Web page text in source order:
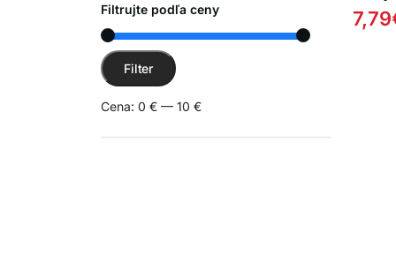
7,79
Filtrujte podľa ceny
Minimálna cena
Maximálna cena
Filter
Cena: 0 € — 10 €